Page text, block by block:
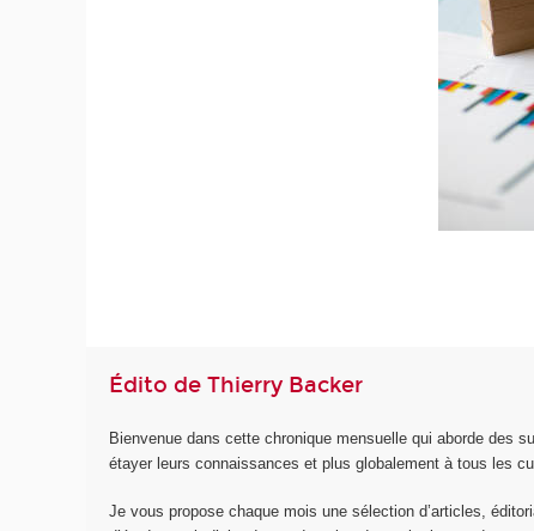
Édito de Thierry Backer
Bienvenue dans cette chronique mensuelle qui aborde des
étayer leurs connaissances et plus globalement à tous les
Je vous propose chaque mois une sélection d’articles,